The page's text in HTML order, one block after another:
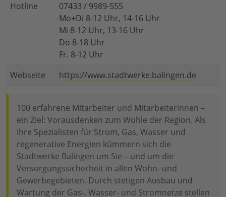
Hotline
07433 / 9989-555
Mo+Di 8-12 Uhr, 14-16 Uhr
Mi 8-12 Uhr, 13-16 Uhr
Do 8-18 Uhr
Fr. 8-12 Uhr
Webseite
https://www.stadtwerke.balingen.de
100 erfahrene Mitarbeiter und Mitarbeiterinnen –
ein Ziel: Vorausdenken zum Wohle der Region. Als
Ihre Spezialisten für Strom, Gas, Wasser und
regenerative Energien kümmern sich die
Stadtwerke Balingen um Sie – und um die
Versorgungssicherheit in allen Wohn- und
Gewerbegebieten. Durch stetigen Ausbau und
Wartung der Gas-, Wasser- und Stromnetze stellen